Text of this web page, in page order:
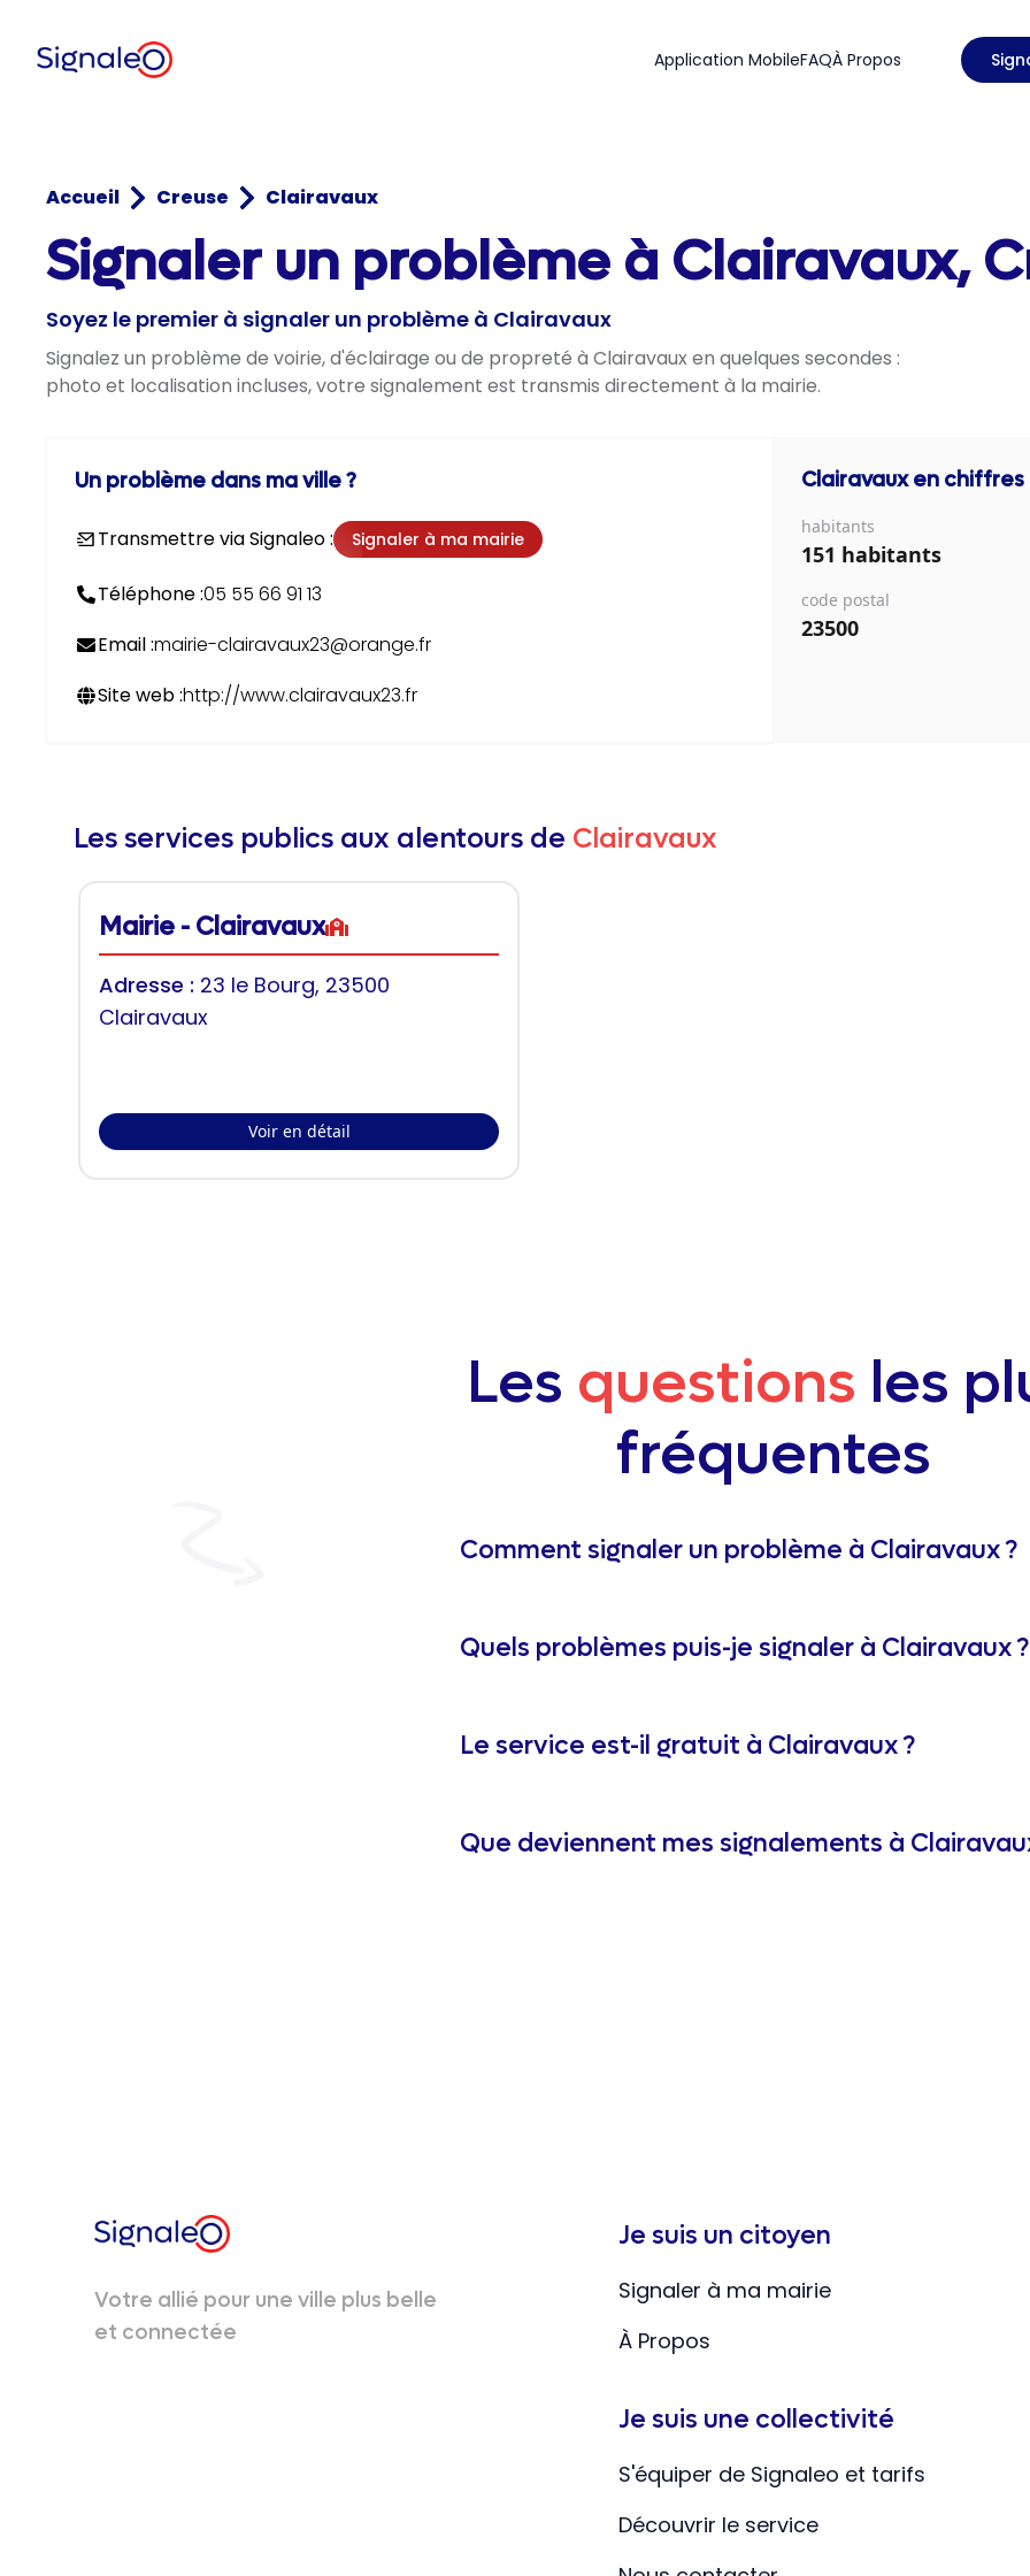
Application MobileFAQÀ Propos
Accueil Creuse Clairavaux
Signaler un problème à Clairavaux,
Soyez le premier à signaler un problème à Clairavaux
Signalez un problème de voirie, d'éclairage ou de propreté à Clairavaux en quelques secondes :
photo et localisation incluses, votre signalement est transmis directement à la mairie.
Un problème dans ma ville ?
Transmettre via Signaleo : Signaler à ma mairie
Téléphone :05 55 66 91 13
Email :mairie-clairavaux23@orange.fr
Site web :http://www.clairavaux23.fr
Clairavauxen chiffres
habitants
151 habitants
code postal
23500
Les services publics aux alentours de Clairavaux
Mairie - Clairavaux
Adresse : 23 le Bourg, 23500
Clairavaux
Voir en détail
Les questions les
fréquentes
Comment signaler un problème à Clairavaux ?
Quels problèmes puis-je signaler à Clairavaux ?
Le service est-il gratuit à Clairavaux ?
Que deviennent mes signalements à
Votre allié pour une ville plus belle
et connectée
Je suis un citoyen
Signaler à ma mairie
À Propos
Je suis une collectivité
S'équiper de Signaleo et tarifs
Découvrir le service